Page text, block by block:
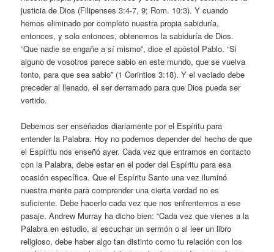
justicia de Dios (Filipenses 3:4-7, 9; Rom. 10:3). Y cuando
hemos eliminado por completo nuestra propia sabiduría,
entonces, y solo entonces, obtenemos la sabiduría de Dios.
“Que nadie se engañe a sí mismo”, dice el apóstol Pablo. “Si
alguno de vosotros parece sabio en este mundo, que se vuelva
tonto, para que sea sabio” (1 Corintios 3:18). Y el vaciado debe
preceder al llenado, el ser derramado para que Dios pueda ser
vertido.
Debemos ser enseñados diariamente por el Espíritu para
entender la Palabra. Hoy no podemos depender del hecho de que
el Espíritu nos enseñó ayer. Cada vez que entramos en contacto
con la Palabra, debe estar en el poder del Espíritu para esa
ocasión específica. Que el Espíritu Santo una vez iluminó
nuestra mente para comprender una cierta verdad no es
suficiente. Debe hacerlo cada vez que nos enfrentemos a ese
pasaje. Andrew Murray ha dicho bien: “Cada vez que vienes a la
Palabra en estudio, al escuchar un sermón o al leer un libro
religioso, debe haber algo tan distinto como tu relación con los